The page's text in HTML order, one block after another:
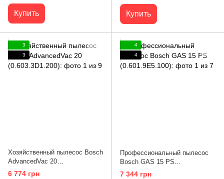
Купить Купить
3
3
Хозяйственный пылесос Bosch
AdvancedVac 20
(0.603.3D1.200)
6 774 грн
4
4
Профессиональный пылесос
Bosch GAS 15 PS
(0.601.9E5.100)
7 344 грн